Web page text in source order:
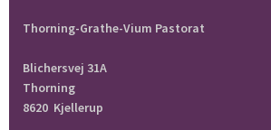
Thorning-Grathe-Vium Pastorat
Blichersvej 31A
Thorning
8620 Kjellerup